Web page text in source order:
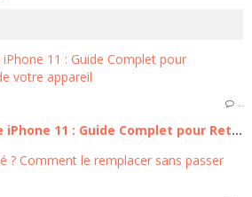
Remplacer la batterie iPhone 11 : Guide Complet pour Retrouver l'autonomie de votre appareil